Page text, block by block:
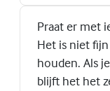
Praat er met
Het is niet
houden. Als
blijft het het